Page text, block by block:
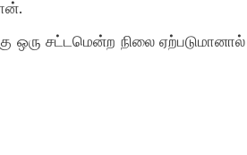
ஒரு சட்டமென்ற நிலை ஏற்படுமானால்